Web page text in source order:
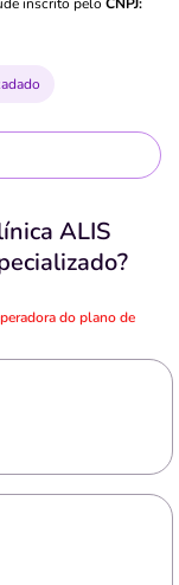
ALIS
do plano de